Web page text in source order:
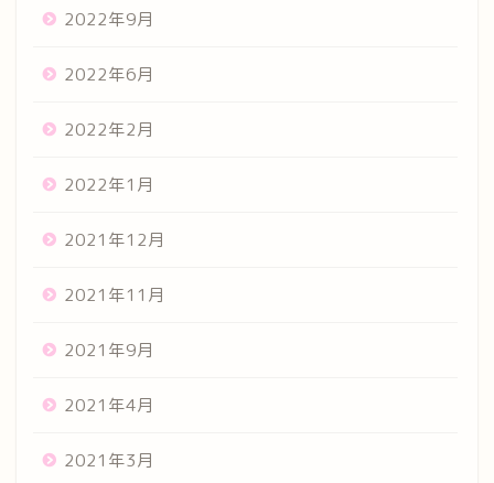
2022年9月
2022年6月
2022年2月
2022年1月
2021年12月
2021年11月
2021年9月
2021年4月
2021年3月